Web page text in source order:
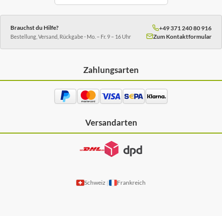
Brauchst du Hilfe?
Bestellung, Versand, Rückgabe · Mo. – Fr. 9 – 16 Uhr
+49 371 240 80 916
Zum Kontaktformular
Zahlungsarten
Versandarten
Schweiz | Frankreich